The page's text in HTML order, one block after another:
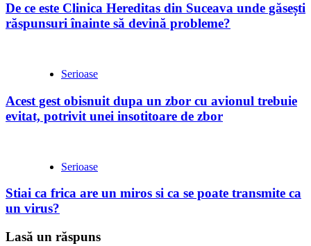
De ce este Clinica Hereditas din Suceava unde găsești
răspunsuri înainte să devină probleme?
Serioase
Acest gest obisnuit dupa un zbor cu avionul trebuie
evitat, potrivit unei insotitoare de zbor
Serioase
Stiai ca frica are un miros si ca se poate transmite ca
un virus?
Lasă un răspuns